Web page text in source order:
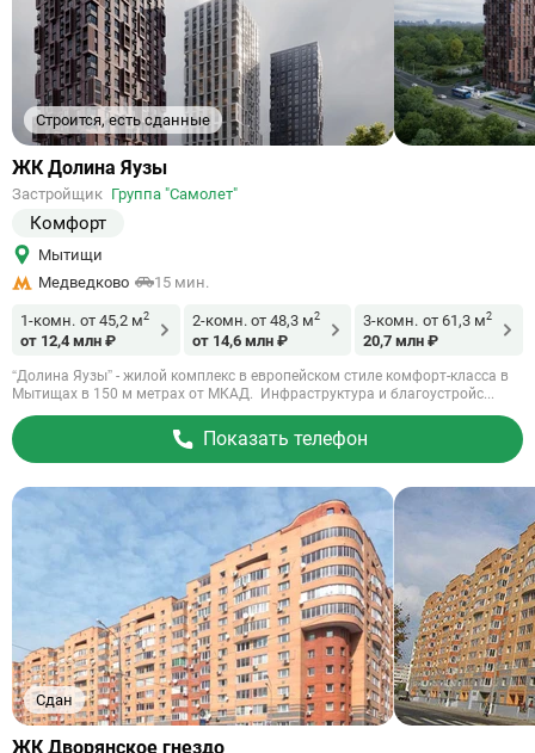
Строится, есть сданные
Ссылка
объект
ЖК Долина Яузы
Застройщик Группа "Самолет"
Комфорт
Мытищи
Медведково
15 мин.
1-комн. от 45,2 м2
от 12,4 млн ₽
2-комн. от 48,3 м2
от 14,6 млн ₽
3-комн. от 61,3 м2
20,7 млн ₽
“Долина Яузы” - жилой комплекс в европейском стиле комфорт-класса в
Мытищах в 150 м метрах от МКАД. Инфраструктура и благоустройс...
Показать телефон
Сдан
Ссылка
ЖК Дворянское гнездо